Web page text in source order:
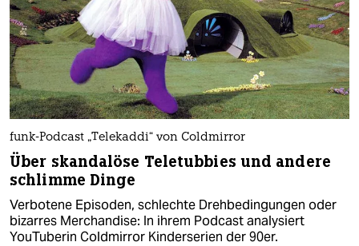
funk-Podcast „Telekaddi“ von Coldmirror
Über skandalöse Teletubbies und andere
schlimme Dinge
Verbotene Episoden, schlechte Drehbedingungen oder
bizarres Merchandise: In ihrem Podcast analysiert
YouTuberin Coldmirror Kinderserien der 90er.